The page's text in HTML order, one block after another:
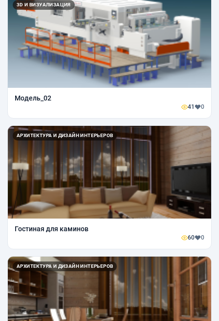
3D И ВИЗУАЛИЗАЦИЯ
Модель_02
41 0
АРХИТЕКТУРА И ДИЗАЙН ИНТЕРЬЕРОВ
Гостиная для каминов
60 0
АРХИТЕКТУРА И ДИЗАЙН ИНТЕРЬЕРОВ